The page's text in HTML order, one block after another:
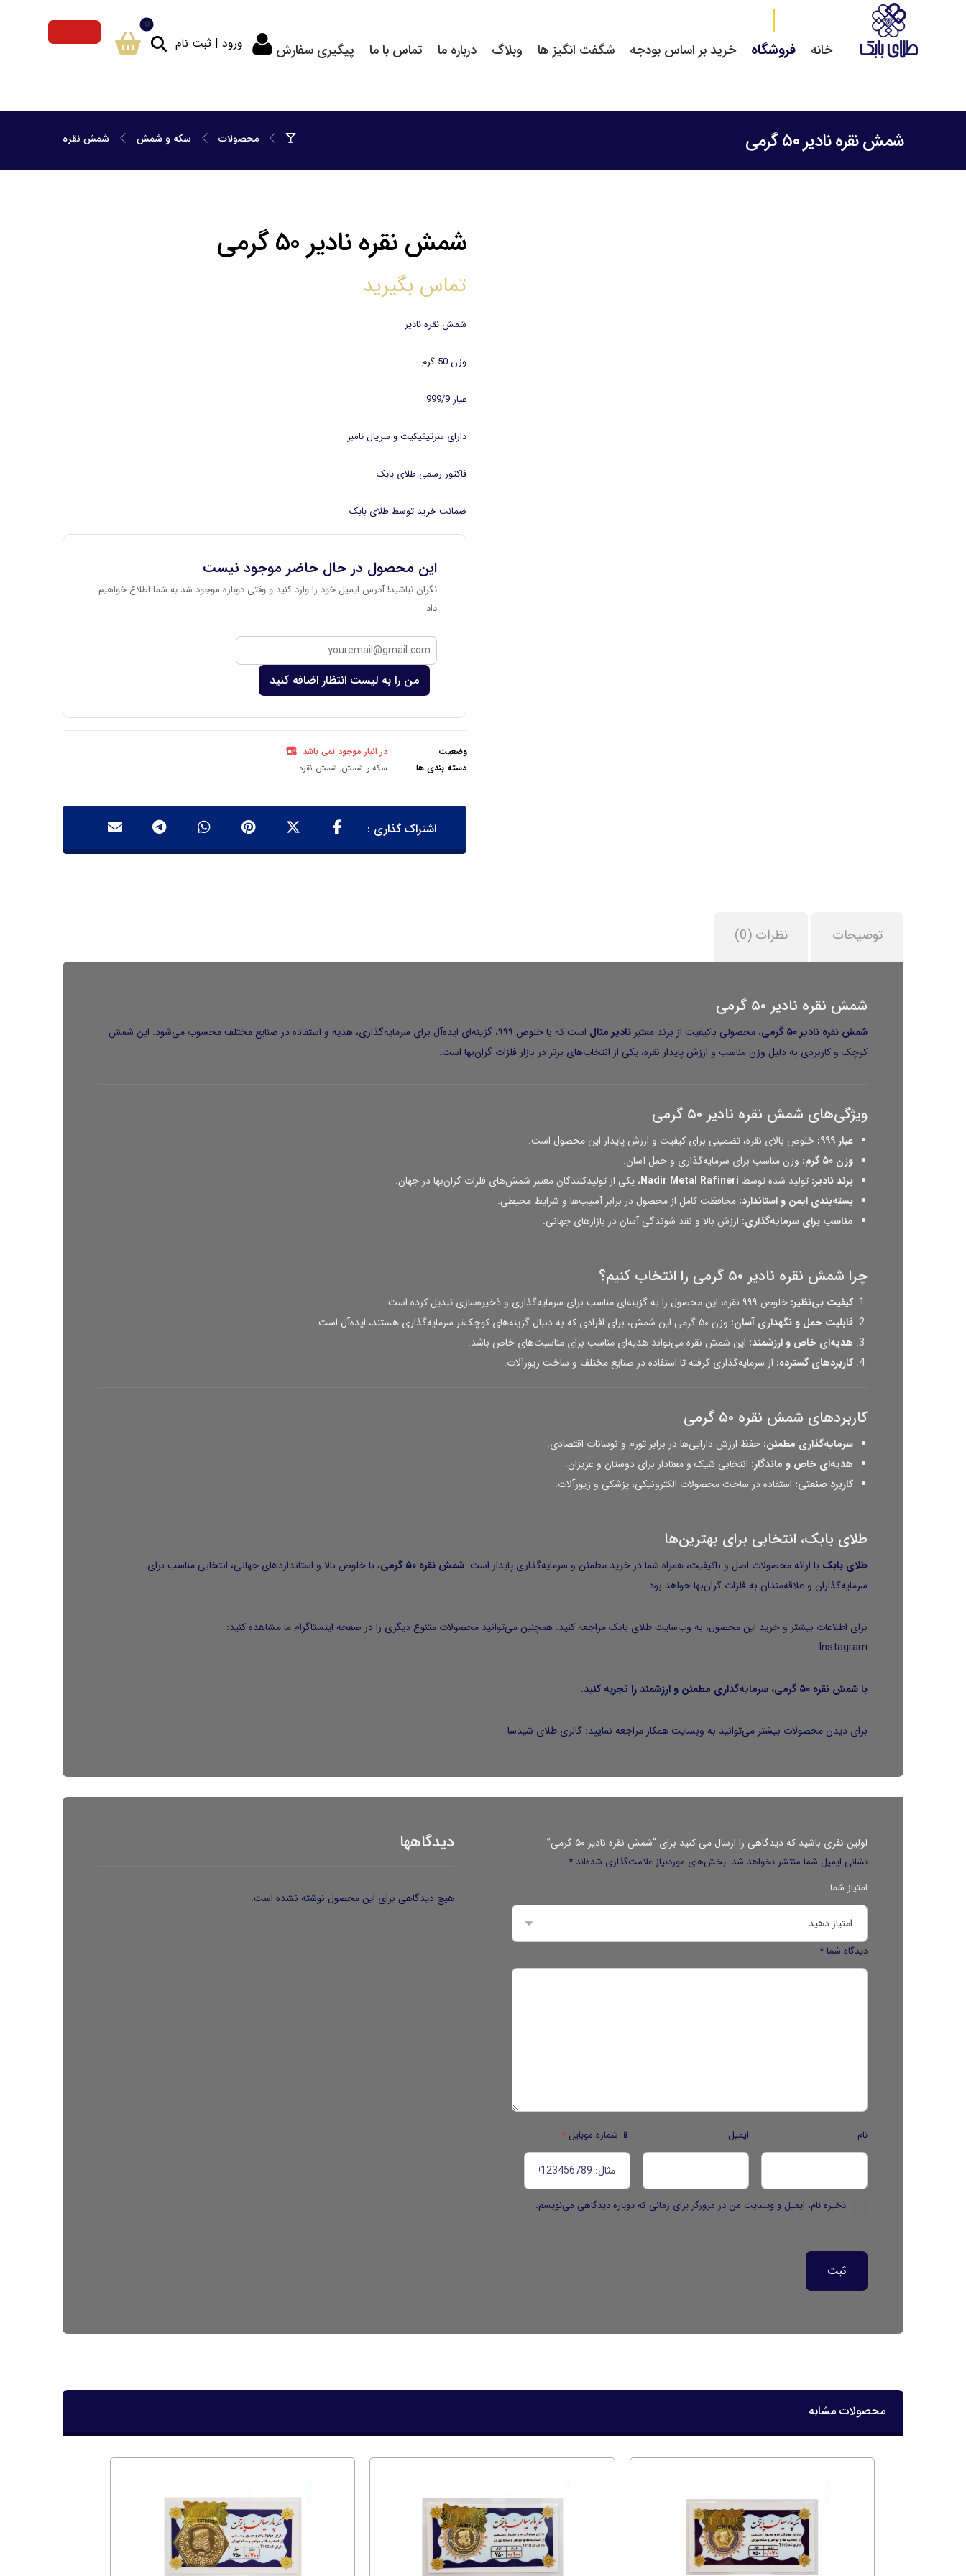
خانه فروشگاه خرید بر اساس بودجه شگفت انگیز ها وبلاگ درباره ما تماس با ما پیگیری سفارش ورود | ثبت نام
شمش نقره نادیر ۵۰ گرمی محصولات سکه و شمش شمش نقره
شمش نقره نادیر ۵۰ گرمی
تماس بگیرید
شمش نقره نادیر
وزن 50 گرم
عیار 999/9
دارای سرتیفیکیت و سریال نامبر
فاکتور رسمی طلای بابک
ضمانت خرید توسط طلای بابک
این محصول در حال حاضر موجود نیست
نگران نباشید! آدرس ایمیل خود را وارد کنید و وقتی دوباره موجود شد به شما اطلاع خواهیم
داد
من را به لیست انتظار اضافه کنید
وضعیت
در انبار موجود نمی باشد
دسته بندی ها
سکه و شمش, شمش نقره
توضیحات نظرات (0)
شمش نقره نادیر ۵۰ گرمی
شمش نقره نادیر ۵۰ گرمی ، محصولی باکیفیت از برند معتبر نادیر متال
است که با خلوص ۹۹۹، گزینه‌ای ایده‌آل برای سرمایه‌گذاری، هدیه و استفاده در صنایع مختلف محسوب می‌شود. این شمش
کوچک و کاربردی به دلیل وزن مناسب و ارزش پایدار نقره، یکی از انتخاب‌های برتر در بازار فلزات گران‌بها است.
ویژگی‌های شمش نقره نادیر ۵۰ گرمی
عیار ۹۹۹:
خلوص بالای نقره، تضمینی برای کیفیت و ارزش پایدار این محصول است.
وزن ۵۰ گرم:
وزن مناسب برای سرمایه‌گذاری و حمل آسان.
برند نادیر: تولید شده توسط Nadir Metal Rafineri، یکی از تولیدکنندگان معتبر شمش‌های فلزات گران‌بها در جهان.
بسته‌بندی ایمن و استاندارد: محافظت کامل از محصول در برابر آسیب‌ها و شرایط محیطی.
مناسب برای سرمایه‌گذاری: ارزش بالا و نقد شوندگی آسان در بازارهای جهانی.
چرا شمش نقره نادیر ۵۰ گرمی را انتخاب کنیم؟
کیفیت بی‌نظیر: خلوص ۹۹۹ نقره، این محصول را به گزینه‌ای مناسب برای سرمایه‌گذاری و ذخیره‌سازی تبدیل کرده است.
قابلیت حمل و نگهداری آسان: وزن ۵۰ گرمی این شمش، برای افرادی که به دنبال گزینه‌های کوچک‌تر سرمایه‌گذاری هستند، ایده‌آل است.
هدیه‌ای خاص و ارزشمند: این شمش نقره می‌تواند هدیه‌ای مناسب برای مناسبت‌های خاص باشد.
کاربردهای گسترده: از سرمایه‌گذاری گرفته تا استفاده در صنایع مختلف و ساخت زیورآلات.
کاربردهای شمش نقره ۵۰ گرمی
سرمایه‌گذاری مطمئن: حفظ ارزش دارایی‌ها در برابر تورم و نوسانات اقتصادی.
هدیه‌ای خاص و ماندگار: انتخابی شیک و معنادار برای دوستان و عزیزان.
کاربرد صنعتی: استفاده در ساخت محصولات الکترونیکی، پزشکی و زیورآلات.
طلای بابک، انتخابی برای بهترین‌ها
طلای بابک با ارائه محصولات اصل و باکیفیت، همراه شما در خرید مطمئن و سرمایه‌گذاری پایدار است. شمش نقره ۵۰ گرمی
، با خلوص بالا و استانداردهای جهانی، انتخابی مناسب برای
سرمایه‌گذاران و علاقه‌مندان به فلزات گران‌بها خواهد بود.
برای اطلاعات بیشتر و خرید این محصول، به وب‌سایتطلای بابکمراجعه کنید. همچنین می‌توانید محصولات متنوع دیگری را در صفحه اینستاگرام ما مشاهده کنید:
Instagram
.
با شمش نقره ۵۰ گرمی، سرمایه‌گذاری مطمئن و ارزشمند را تجربه کنید.
برای دیدن محصولات بیشتر می‌توانید به وبسایت همکار مراجعه نمایید: گالری طلای شیدسا
دیدگاهها
هیچ دیدگاهی برای این محصول نوشته نشده است.
اولین نفری باشید که دیدگاهی را ارسال می کنید برای “شمش نقره نادیر ۵۰ گرمی”
نشانی ایمیل شما منتشر نخواهد شد. بخش‌های موردنیاز علامت‌گذاری شده‌اند *
امتیاز شما
دیدگاه شما *
نام ایمیل 📱 شماره موبایل *
ذخیره نام، ایمیل و وبسایت من در مرورگر برای زمانی که دوباره دیدگاهی می‌نویسم.
محصولات مشابه